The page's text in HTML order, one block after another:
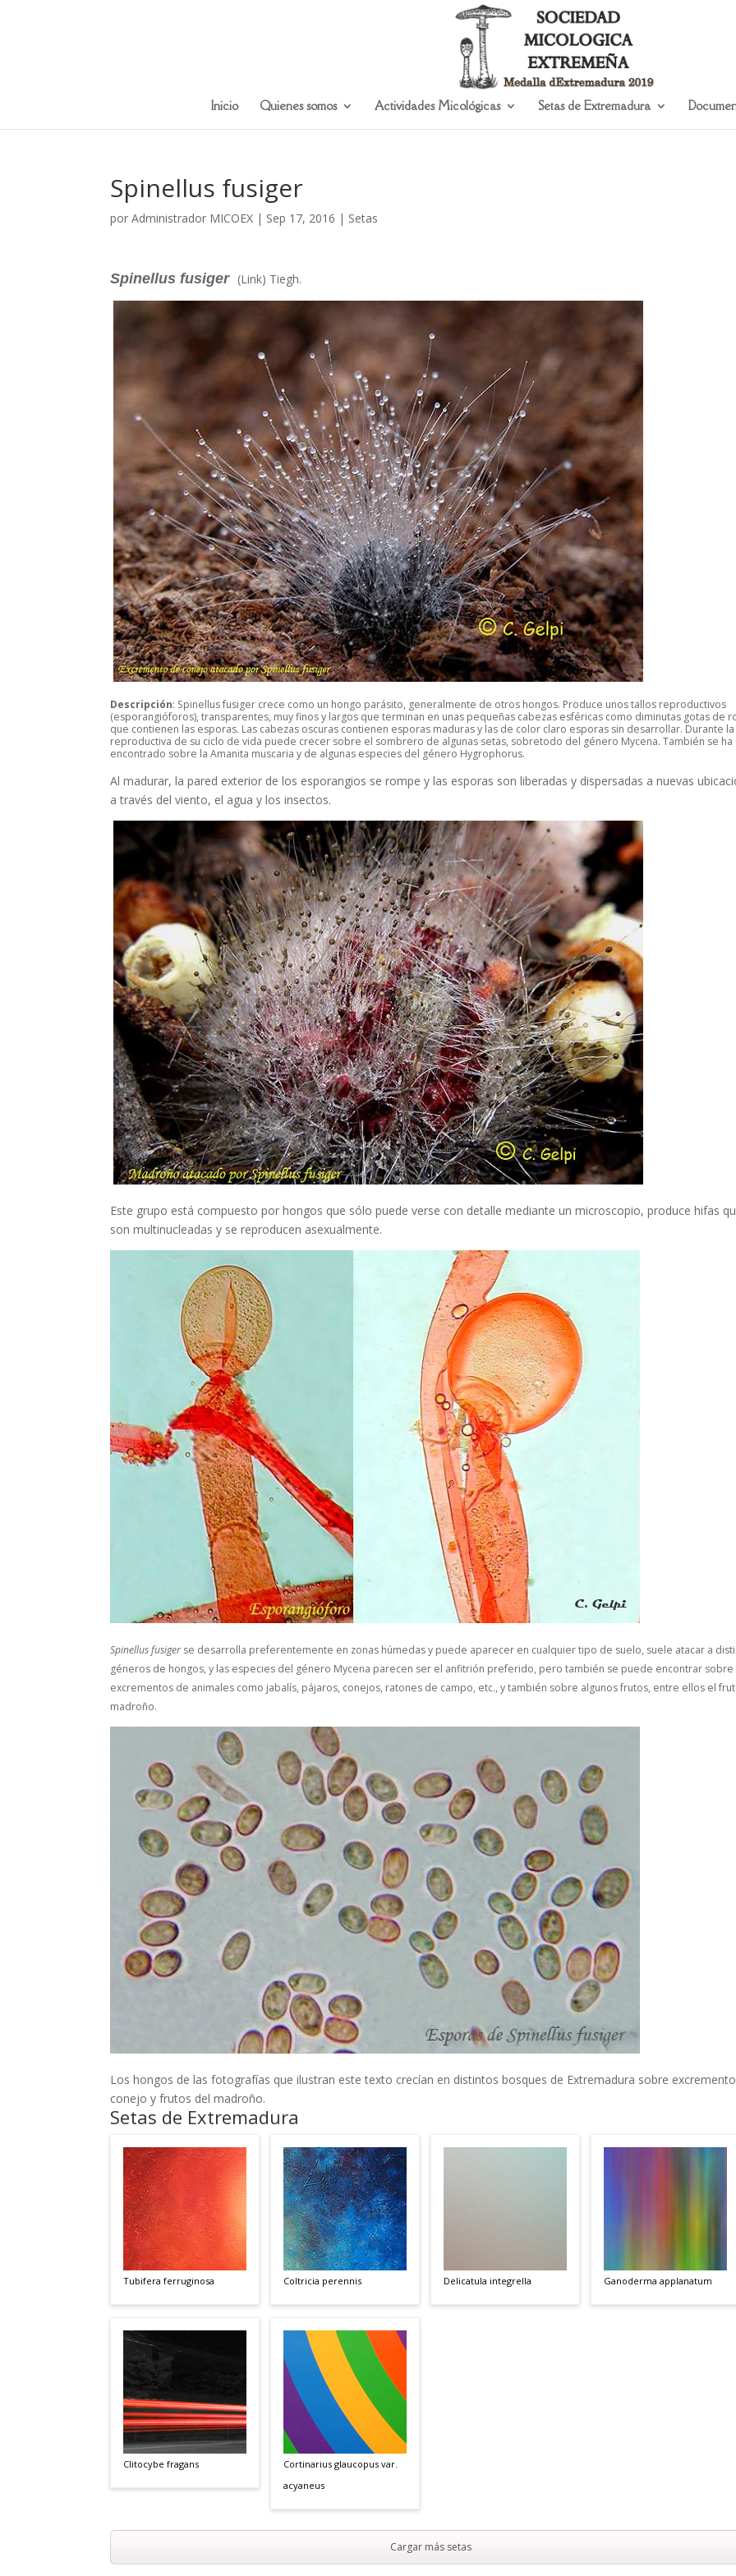
Inicio Quienes somos Actividades Micológicas Setas de Extremadura
Spinellus fusiger
porAdministrador MICOEX | Sep 17, 2016 | Setas
Spinellus fusiger (Link) Tiegh.
Descripción: Spinellus fusiger crece como un hongo parásito, generalmente de otros hongos. Produce unos tallos reproductivos
(esporangióforos), transparentes, muy finos y largos que terminan en unas pequeñas cabezas esféricas como diminutas gotas de
que contienen las esporas. Las cabezas oscuras contienen esporas maduras y las de color claro esporas sin desarrollar. Durante
reproductiva de su ciclo de vida puede crecer sobre el sombrero de algunas setas, sobretodo del género Mycena.También se ha
encontrado sobre laAmanita muscaria y de algunas especies del género Hygrophorus.
Al madurar, la pared exterior de los esporangios se rompe y las esporas son liberadas y dispersadas a nuevas
a través del viento, el agua y los insectos.
Este grupo está compuesto por hongos que sólo puede verse con detalle mediante un microscopio, produce hifas
son multinucleadas y se reproducen asexualmente.
Spinellusfusiger se desarrolla preferentemente en zonas húmedas y puede aparecer en cualquier tipo de suelo, suele atacar a
géneros de hongos, y las especies del género Mycena parecen ser el anfitrión preferido, pero también se puede encontrar sobre
excrementos de animales como jabalís, pájaros, conejos, ratones de campo, etc., y también sobre algunos frutos, entre ellos el
madroño.
Los hongos de las fotografías que ilustran este texto crecían en distintos bosques de Extremadura sobre
conejo y frutos del madroño.
Setas de Extremadura
Tubifera ferruginosa
Clitocybe fragans
Coltricia perennis
Cortinarius glaucopus var.
acyaneus
Delicatula integrella Ganoderma applanatum
Cargar más setas